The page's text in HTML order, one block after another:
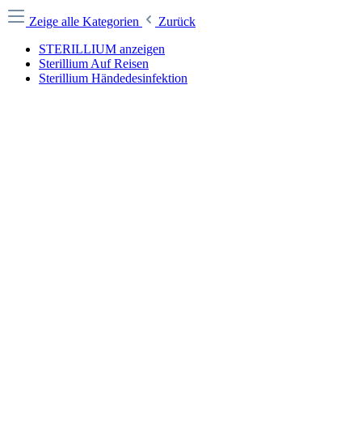
Zeige alle Kategorien
Zurück
STERILLIUM anzeigen
Sterillium Auf Reisen
Sterillium Händedesinfektion